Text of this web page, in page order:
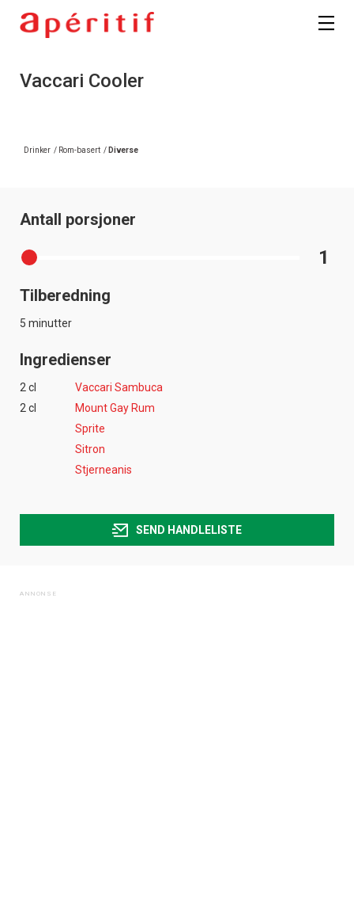
Registrer deg
Vaccari Cooler
Drinker / Rom-basert / Diverse
Antall porsjoner
1
Tilberedning
5 minutter
Ingredienser
2 cl
Vaccari Sambuca
2 cl
Mount Gay Rum
Sprite
Sitron
Stjerneanis
SEND HANDLELISTE